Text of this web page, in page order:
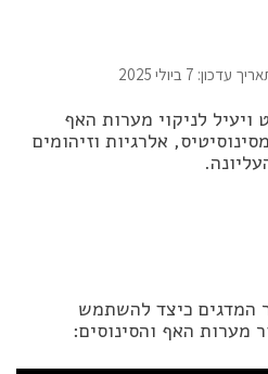
עדכון: 7 ביולי 2025
ויעיל לניקוי מערות האף
אלרגיות וזיהומים
המדגים כיצד להשתמש
מערות האף והסינוסים: